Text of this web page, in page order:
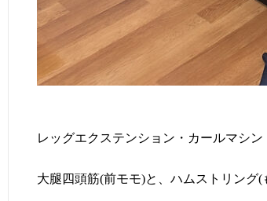
レッグエクステンション・カールマシン
大腿四頭筋(前モモ)と、ハムストリング